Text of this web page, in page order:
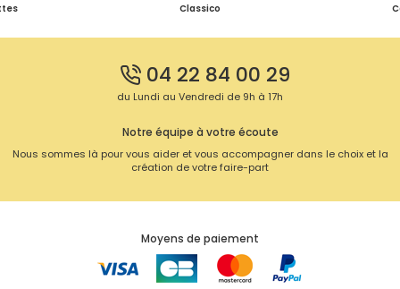
Classico
04 22 84 00 29
du Lundi au Vendredi de 9h à 17h
Notre équipe à votre écoute
Nous sommes là pour vous aider et vous accompagner dans le choix et la
création de votre faire-part
Moyens de paiement